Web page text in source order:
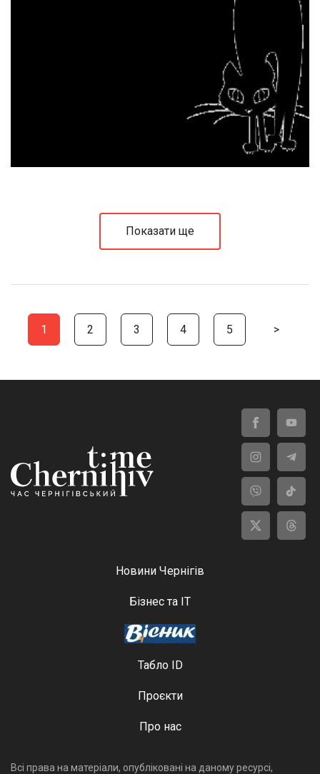
Показати ще
1 2 3 4 5 >
Новини Чернігів
Бізнес та ІТ
Табло ID
Проєкти
Про нас
Всі права на матеріали, опубліковані на даному ресурсі,